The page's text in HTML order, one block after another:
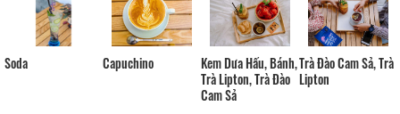
Soda Capuchino
Kem Dưa Hấu, Bánh,
Trà Lipton, Trà Đào
Cam Sả
Trà Đào Cam Sả, Trà
Lipton